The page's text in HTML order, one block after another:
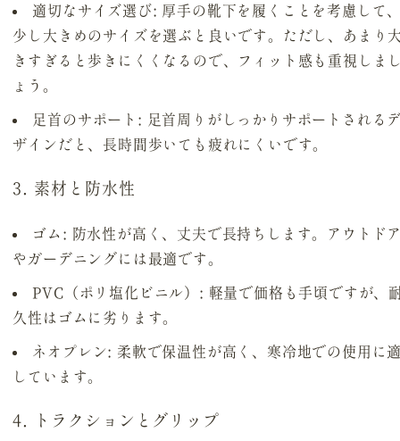
適切なサイズ選び: 厚手の靴下を履くことを考慮して
少し大きめのサイズを選ぶと良いです。ただし、あまり
きすぎると歩きにくくなるので、フィット感も重視しま
ょう。
足首のサポート : 足首周りがしっかりサポートされる
ザインだと、長時間歩いても疲れにくいです。
3. 素材と防水性
ゴム : 防水性が高く、丈夫で長持ちします。アウトド
やガーデニングには最適です。
PVC（ポリ塩化ビニル） : 軽量で価格も手頃ですが、
久性はゴムに劣ります。
ネオプレン: 柔軟で保温性が高く、寒冷地での使用に
しています。
4. トラクションとグリップ